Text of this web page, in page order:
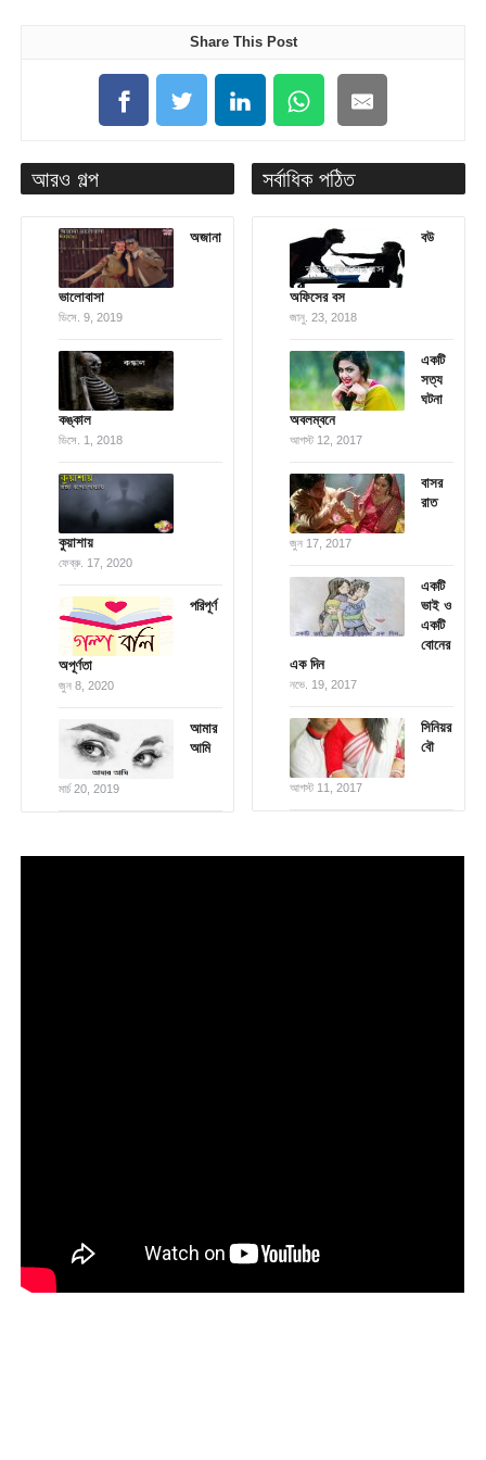
Share This Post
আরও গল্প
অজানা
ভালোবাসা
ডিসে. 9, 2019
কঙ্কাল
ডিসে. 1, 2018
কুয়াশায়
ফেব্রু. 17, 2020
পরিপূর্ণ
অপূর্ণতা
জুন 8, 2020
আমার
আমি
মার্চ 20, 2019
সর্বাধিক পঠিত
বউ
অফিসের বস
জানু. 23, 2018
একটি
সত্য
ঘটনা
অবলম্বনে
আগস্ট 12, 2017
বাসর
রাত
জুন 17, 2017
একটি
ভাই ও
একটি
বোনের
এক দিন
নভে. 19, 2017
সিনিয়র
বৌ
আগস্ট 11, 2017